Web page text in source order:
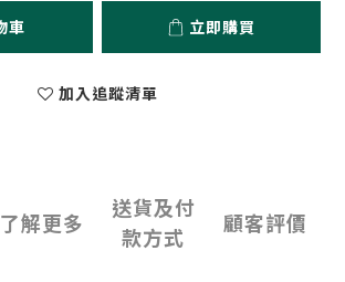
車 立即購買
加入追蹤清單
了解更多
送貨及付
款方式
顧客評價